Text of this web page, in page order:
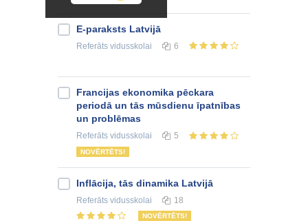
E-paraksts Latvijā
Referāts vidusskolai 6
Francijas ekonomika pēckara
periodā un tās mūsdienu īpatnības
un problēmas
Referāts vidusskolai 5
NOVĒRTĒTS!
Inflācija, tās dinamika Latvijā
Referāts vidusskolai 18
NOVĒRTĒTS!